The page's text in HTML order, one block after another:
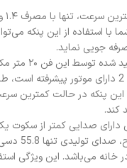
با استفاده از این پنکه
جویی نماید.
فن ۲۰ متر مکعب بر دقیقه است.
پنکه ایستاده هوشمند 2 دارای موتور
دارای صدایی کمتر از سکوت
حتی در
خانه می‌باشد. این ویژگی